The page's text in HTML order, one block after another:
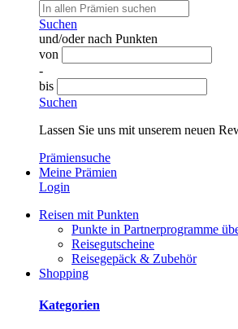
Suchen
und/oder nach Punkten
von
-
bis
Suchen
Lassen Sie uns mit unserem neuen
Prämiensuche
Meine Prämien
Login
Reisen mit Punkten
Punkte in Partnerprogramme
Reisegutscheine
Reisegepäck & Zubehör
Shopping
Kategorien